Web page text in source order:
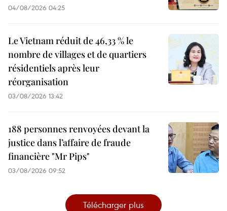
04/08/2026 04:25
Le Vietnam réduit de 46,33 % le
nombre de villages et de quartiers
résidentiels après leur
réorganisation
03/08/2026 13:42
188 personnes renvoyées devant la
justice dans l’affaire de fraude
financière "Mr Pips"
03/08/2026 09:52
Télécharger plus